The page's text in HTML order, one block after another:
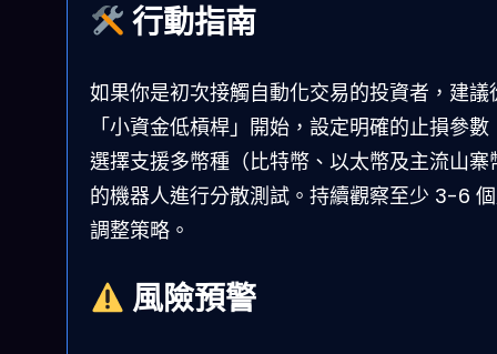
行動指南
如果你是初次接觸自動化交易的投資者，建議
「小資金低槓桿」開始，設定明確的止損參數
選擇支援多幣種（比特幣、以太幣及主流山寨
的機器人進行分散測試。持續觀察至少 3-6
調整策略。
風險預警